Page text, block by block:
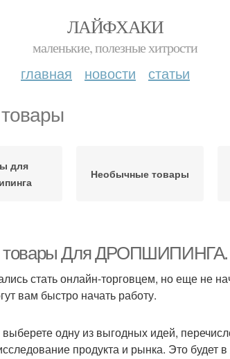
ЛАЙФХАКИ
маленькие, полезные хитрости
главная новости статьи
для
Необычные товары
Для ДРОПШИПИНГА.
стать онлайн-торговцем, но еще не
вам быстро начать работу.
одну из выгодных идей,
продукта и рынка. Это